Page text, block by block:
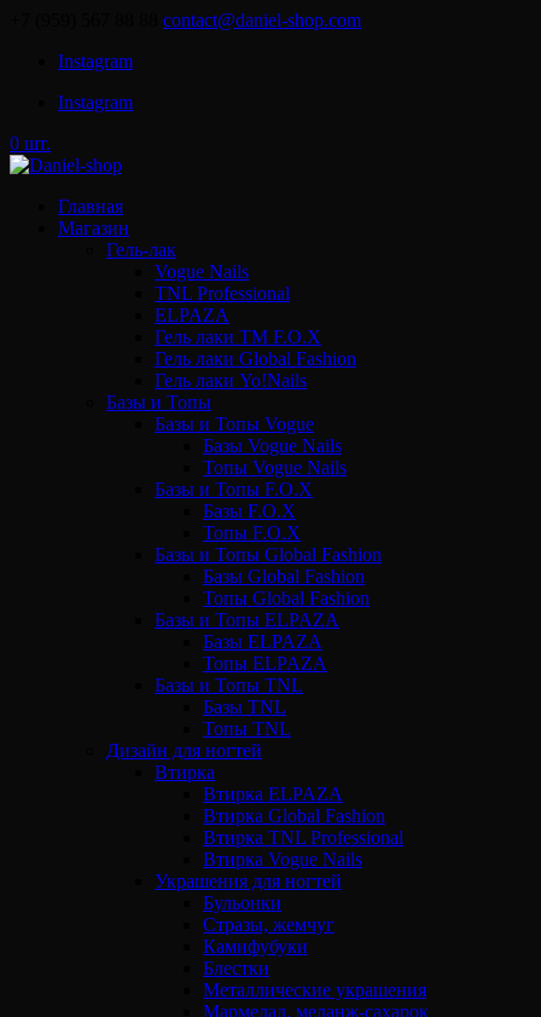
contact@daniel-shop.com
Instagram
Instagram
0 шт.
Главная
Магазин
Гель-лак
Vogue Nails
TNL Professional
ELPAZA
Гель лаки ТМ F.O.X
Гель лаки Global Fashion
Гель лаки Yo!Nails
Базы и Топы
Базы и Топы Vogue
Базы Vogue Nails
Топы Vogue Nails
Базы и Топы F.O.X
Базы F.O.X
Топы F.O.X
Базы и Топы Global Fashion
Базы Global Fashion
Топы Global Fashion
Базы и Топы ELPAZA
Базы ELPAZA
Топы ELPAZA
Базы и Топы TNL
Базы TNL
Топы TNL
Дизайн для ногтей
Втирка
Втирка ELPAZA
Втирка Global Fashion
Втирка TNL Professional
Втирка Vogue Nails
Украшения для ногтей
Бульонки
Стразы, жемчуг
Камифубуки
Блестки
Металлические украшения
Мармелад, меланж-сахарок